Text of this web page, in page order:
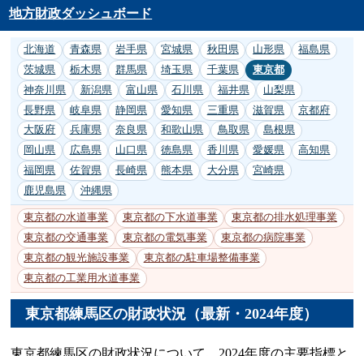
地方財政ダッシュボード
北海道 青森県 岩手県 宮城県 秋田県 山形県
福島県
茨城県
栃木県 群馬県 埼玉県 千葉県
東京都
神奈川県
新潟県 富山県 石川県 福井県
山梨県
長野県
岐阜県 静岡県 愛知県 三重県 滋賀県
京都府
大阪府
兵庫県 奈良県 和歌山県 鳥取県
島根県
岡山県
広島県 山口県 徳島県 香川県 愛媛県
高知県
福岡県
佐賀県 長崎県 熊本県 大分県
宮崎県
鹿児島県
沖縄県
東京都の水道事業 東京都の下水道事業
東京都の排水処理事業
東京都の交通事業
東京都の電気事業
東京都の病院事業
東京都の観光施設事業
東京都の駐車場整備事業
東京都の工業用水道事業
東京都練馬区の財政状況（最新・2024年度）
東京都練馬区の財政状況について、2024年度の主要指標と